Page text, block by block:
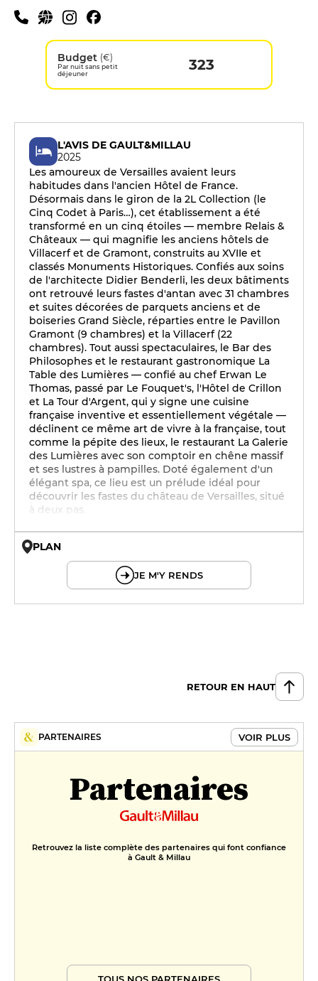
Budget (€)
Par nuit sans petit
déjeuner
323
L'AVIS DE GAULT&MILLAU
2025
Les amoureux de Versailles avaient leurs
habitudes dans l'ancien Hôtel de France.
Désormais dans le giron de la 2L Collection (le
Cinq Codet à Paris…), cet établissement a été
transformé en un cinq étoiles — membre Relais &
Châteaux — qui magnifie les anciens hôtels de
Villacerf et de Gramont, construits au XVIIe et
classés Monuments Historiques. Confiés aux soins
de l'architecte Didier Benderli, les deux bâtiments
ont retrouvé leurs fastes d'antan avec 31 chambres
et suites décorées de parquets anciens et de
boiseries Grand Siècle, réparties entre le Pavillon
Gramont (9 chambres) et la Villacerf (22
chambres). Tout aussi spectaculaires, le Bar des
Philosophes et le restaurant gastronomique La
Table des Lumières — confié au chef Erwan Le
Thomas, passé par Le Fouquet's, l'Hôtel de Crillon
et La Tour d'Argent, qui y signe une cuisine
française inventive et essentiellement végétale —
déclinent ce même art de vivre à la française, tout
comme la pépite des lieux, le restaurant La Galerie
des Lumières avec son comptoir en chêne massif
et ses lustres à pampilles. Doté également d'un
élégant spa, ce lieu est un prélude idéal pour
découvrir les fastes du château de Versailles, situé
à deux pas.
PLAN
JE M'Y RENDS
RETOUR EN HAUT
PARTENAIRES VOIR PLUS
Partenaires
Retrouvez la liste complète des partenaires qui font confiance
à Gault & Millau